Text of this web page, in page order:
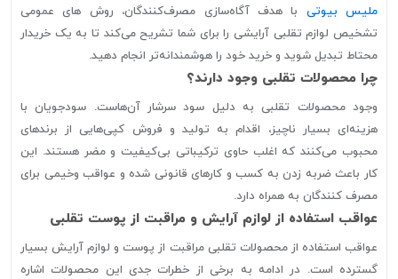
ملیس بیوتی با هدف آگاه‌سازی مصرف‌کنندگان، روش های عمومی
تشخیص لوازم تقلبی آرایشی را برای شما تشریح می‌کند تا به یک خریدار
محتاط تبدیل شوید و خرید خود را هوشمندانه‌تر انجام دهید.
چرا محصولات تقلبی وجود دارند؟
وجود محصولات تقلبی به دلیل سود سرشار آن‌هاست. سودجویان با
هزینه‌ای بسیار ناچیز، اقدام به تولید و فروش کپی‌هایی از برندهای
محبوب می‌کنند که اغلب حاوی ترکیباتی بی‌کیفیت و مضر هستند. این
کار باعث ضربه زدن به کسب و کارهای قانونی شده و عواقب وخیمی برای
مصرف کنندگان به همراه دارد.
عواقب استفاده از لوازم آرایش و مراقبت از پوست تقلبی
عواقب استفاده از محصولات تقلبی مراقبت از پوست و لوازم آرایش بسیار
گسترده است. در ادامه به برخی از خطرات جدی این محصولات اشاره